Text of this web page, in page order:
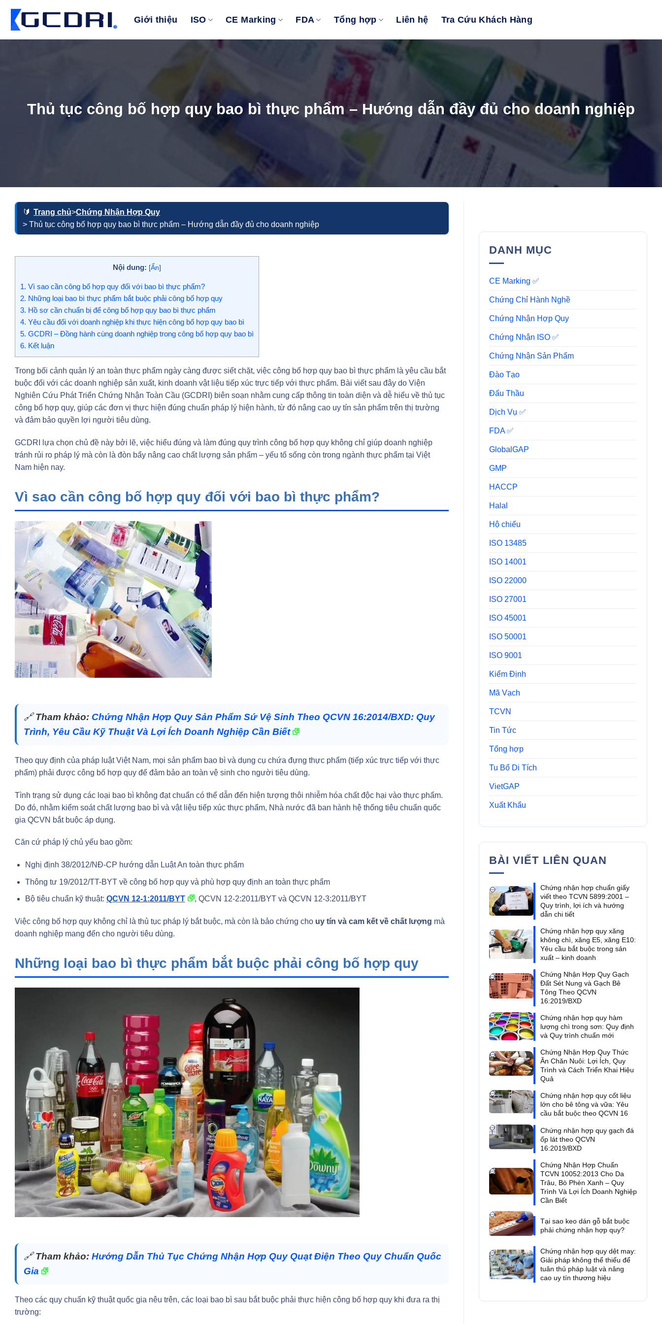
Giới thiệu ISO CE Marking FDA Tổng hợp Liên hệ Tra Cứu Khách Hàng
Thủ tục công bố hợp quy bao bì thực phẩm – Hướng dẫn đầy đủ cho doanh nghiệp
Trang chủ>Chứng Nhận Hợp Quy
> Thủ tục công bố hợp quy bao bì thực phẩm – Hướng dẫn đầy đủ cho doanh nghiệp
Nội dung: [Ẩn]
1. Vì sao cần công bố hợp quy đối với bao bì thực phẩm?
2. Những loại bao bì thực phẩm bắt buộc phải công bố hợp quy
3. Hồ sơ cần chuẩn bị để công bố hợp quy bao bì thực phẩm
4. Yêu cầu đối với doanh nghiệp khi thực hiện công bố hợp quy bao bì
5. GCDRI – Đồng hành cùng doanh nghiệp trong công bố hợp quy bao bì
6. Kết luận
Trong bối cảnh quản lý an toàn thực phẩm ngày càng được siết chặt, việc công bố hợp quy bao bì thực phẩm là yêu cầu bắt
buộc đối với các doanh nghiệp sản xuất, kinh doanh vật liệu tiếp xúc trực tiếp với thực phẩm. Bài viết sau đây do Viện
Nghiên Cứu Phát Triển Chứng Nhận Toàn Cầu (GCDRI) biên soạn nhằm cung cấp thông tin toàn diện và dễ hiểu về thủ tục
công bố hợp quy, giúp các đơn vị thực hiện đúng chuẩn pháp lý hiện hành, từ đó nâng cao uy tín sản phẩm trên thị trường
và đảm bảo quyền lợi người tiêu dùng.
GCDRI lựa chọn chủ đề này bởi lẽ, việc hiểu đúng và làm đúng quy trình công bố hợp quy không chỉ giúp doanh nghiệp
tránh rủi ro pháp lý mà còn là đòn bẩy nâng cao chất lượng sản phẩm – yếu tố sống còn trong ngành thực phẩm tại Việt
Nam hiện nay.
Vì sao cần công bố hợp quy đối với bao bì thực phẩm?
🔗Tham khảo: Chứng Nhận Hợp Quy Sản Phẩm Sứ Vệ Sinh Theo QCVN 16:2014/BXD: Quy
Trình, Yêu Cầu Kỹ Thuật Và Lợi Ích Doanh Nghiệp Cần Biết
Theo quy định của pháp luật Việt Nam, mọi sản phẩm bao bì và dụng cụ chứa đựng thực phẩm (tiếp xúc trực tiếp với thực
phẩm) phải được công bố hợp quy để đảm bảo an toàn vệ sinh cho người tiêu dùng.
Tình trạng sử dụng các loại bao bì không đạt chuẩn có thể dẫn đến hiện tượng thôi nhiễm hóa chất độc hại vào thực phẩm.
Do đó, nhằm kiểm soát chất lượng bao bì và vật liệu tiếp xúc thực phẩm, Nhà nước đã ban hành hệ thống tiêu chuẩn quốc
gia QCVN bắt buộc áp dụng.
Căn cứ pháp lý chủ yếu bao gồm:
Nghị định 38/2012/NĐ-CP hướng dẫn Luật An toàn thực phẩm
Thông tư 19/2012/TT-BYT về công bố hợp quy và phù hợp quy định an toàn thực phẩm
Bộ tiêu chuẩn kỹ thuật: QCVN 12-1:2011/BYT , QCVN 12-2:2011/BYT và QCVN 12-3:2011/BYT
Việc công bố hợp quy không chỉ là thủ tục pháp lý bắt buộc, mà còn là bảo chứng cho uy tín và cam kết về chất lượng mà
doanh nghiệp mang đến cho người tiêu dùng.
Những loại bao bì thực phẩm bắt buộc phải công bố hợp quy
🔗Tham khảo: Hướng Dẫn Thủ Tục Chứng Nhận Hợp Quy Quạt Điện Theo Quy Chuẩn Quốc
Gia
Theo các quy chuẩn kỹ thuật quốc gia nêu trên, các loại bao bì sau bắt buộc phải thực hiện công bố hợp quy khi đưa ra thị
trường:
DANH MỤC
CE Marking ✅
Chứng Chỉ Hành Nghề
Chứng Nhận Hợp Quy
Chứng Nhận ISO ✅
Chứng Nhận Sản Phẩm
Đào Tạo
Đấu Thầu
Dịch Vụ ✅
FDA ✅
GlobalGAP
GMP
HACCP
Halal
Hộ chiếu
ISO 13485
ISO 14001
ISO 22000
ISO 27001
ISO 45001
ISO 50001
ISO 9001
Kiểm Định
Mã Vạch
TCVN
Tin Tức
Tổng hợp
Tu Bổ Di Tích
VietGAP
Xuất Khẩu
BÀI VIẾT LIÊN QUAN
Chứng nhận hợp chuẩn giấy
viết theo TCVN 5899:2001 –
Quy trình, lợi ích và hướng
dẫn chi tiết
Chứng nhận hợp quy xăng
không chì, xăng E5, xăng E10:
Yêu cầu bắt buộc trong sản
xuất – kinh doanh
Chứng Nhận Hợp Quy Gạch
Đất Sét Nung và Gạch Bê
Tông Theo QCVN
16:2019/BXD
Chứng nhận hợp quy hàm
lượng chì trong sơn: Quy định
và Quy trình chuẩn mới
Chứng Nhận Hợp Quy Thức
Ăn Chăn Nuôi: Lợi Ích, Quy
Trình và Cách Triển Khai Hiệu
Quả
Chứng nhận hợp quy cốt liệu
lớn cho bê tông và vữa: Yêu
cầu bắt buộc theo QCVN 16
Chứng nhận hợp quy gạch đá
ốp lát theo QCVN
16:2019/BXD
Chứng Nhận Hợp Chuẩn
TCVN 10052:2013 Cho Da
Trâu, Bò Phèn Xanh – Quy
Trình Và Lợi Ích Doanh Nghiệp
Cần Biết
Tại sao keo dán gỗ bắt buộc
phải chứng nhận hợp quy?
Chứng nhận hợp quy dệt may:
Giải pháp không thể thiếu để
tuân thủ pháp luật và nâng
cao uy tín thương hiệu